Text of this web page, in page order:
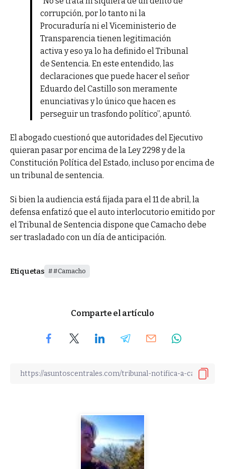
corrupción, por lo tanto ni la
Procuraduría ni el Viceministerio de
Transparencia tienen legitimación
activa y eso ya lo ha definido el Tribunal
de Sentencia. En este entendido, las
declaraciones que puede hacer el señor
Eduardo del Castillo son meramente
enunciativas y lo único que hacen es
perseguir un trasfondo político”, apuntó.
El abogado cuestionó que autoridades del Ejecutivo
quieran pasar por encima de la Ley 2298 y de la
Constitución Política del Estado, incluso por encima de
un tribunal de sentencia.
Si bien la audiencia está fijada para el 11 de abril, la
defensa enfatizó que el auto interlocutorio emitido por
el Tribunal de Sentencia dispone que Camacho debe
ser trasladado con un día de anticipación.
Etiquetas #Camacho
Comparte el artículo